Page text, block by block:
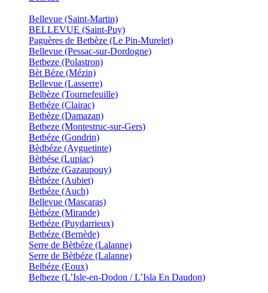
Bellevue (Saint-Martin)
BELLEVUE (Saint-Puy)
Paguères de Betbèze (Le Pin-Murelet)
Bellevue (Pessac-sur-Dordogne)
Betbeze (Polastron)
Bèt Béze (Mézin)
Bellevue (Lasserre)
Belbèze (Tournefeuille)
Betbéze (Clairac)
Betbèze (Damazan)
Betbeze (Montestruc-sur-Gers)
Betbéze (Gondrin)
Bèdbéze (Ayguetinte)
Bètbése (Lupiac)
Betbéze (Gazaupouy)
Bètbéze (Aubiet)
Betbéze (Auch)
Bellevue (Mascaras)
Bètbéze (Mirande)
Betbéze (Puydarrieux)
Betbéze (Bernède)
Serre de Bètbéze (Lalanne)
Serre de Bètbéze (Lalanne)
Belbéze (Eoux)
Belbeze (L’Isle-en-Dodon / L’Isla En Daudon)